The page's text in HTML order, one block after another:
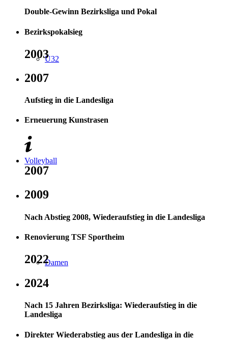
Ü32
Volleyball
Damen
Double-Gewinn Bezirksliga und Pokal
Bezirkspokalsieg
2003
2007
Aufstieg in die Landesliga
Erneuerung Kunstrasen
2007
2009
Nach Abstieg 2008, Wiederaufstieg in die Landesliga
Renovierung TSF Sportheim
2022
2024
Nach 15 Jahren Bezirksliga: Wiederaufstieg in die
Landesliga
Direkter Wiederabstieg aus der Landesliga in die